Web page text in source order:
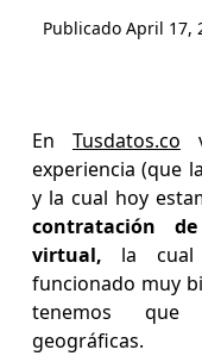
Publicado April 17,
En Tusdatos.co
experiencia (que
y la cual hoy
contratación
virtual, la cual
funcionado muy
tenemos que
geográficas.